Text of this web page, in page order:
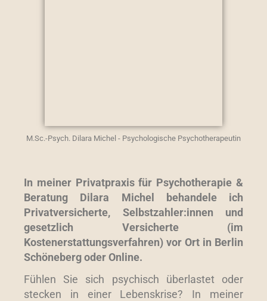
M.Sc.-Psych. Dilara Michel - Psychologische Psychotherapeutin
In meiner Privatpraxis für Psychotherapie &
Beratung Dilara Michel behandele ich
Privatversicherte, Selbstzahler:innen und
gesetzlich Versicherte (im
Kostenerstattungsverfahren) vor Ort in Berlin
Schöneberg oder Online.
Fühlen Sie sich psychisch überlastet oder
stecken in einer Lebenskrise? In meiner